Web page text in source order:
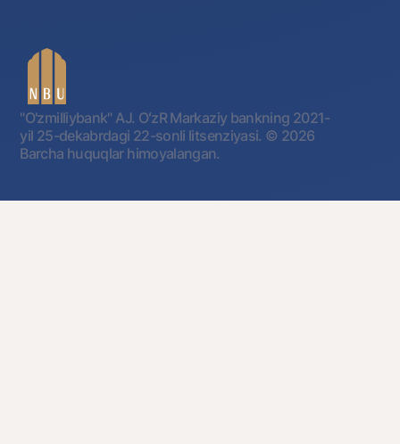
"O'zmilliybank" AJ. OʻzR Markaziy bankning 2021-
yil 25-dekabrdagi 22-sonli litsenziyasi. © 2026
Barcha huquqlar himoyalangan.